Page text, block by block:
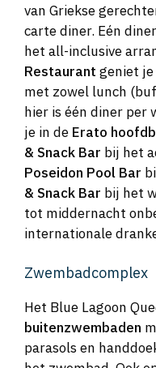
van Griekse
carte diner. Eén
het all-inclusive
Restaurant geniet
met zowel lunch
hier is één diner per
je in de Erato
& Snack Bar bij het
Poseidon Pool Bar
& Snack Bar bij het
tot middernacht
internationale
Zwembadcomplex
Het Blue Lagoon
buitenzwembaden
parasols en